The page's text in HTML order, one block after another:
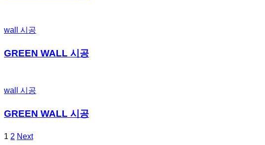
wall 시공
GREEN WALL 시공
wall 시공
GREEN WALL 시공
1 2 Next